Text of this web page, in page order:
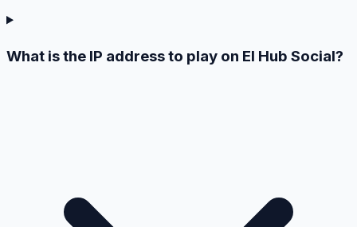
What is the IP address to play on El Hub Social?